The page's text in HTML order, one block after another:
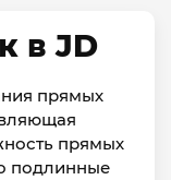
в JD
прямых
прямых
подлинные